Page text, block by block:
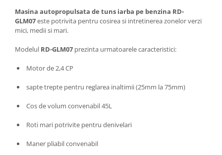
Semanatoare,Plantatoare
Sere
Sobe pe gaz & electrice
Suflante Frunze
Unelte Gradinarit
Ventilatoare
Masina autopropulsata de tuns iarba pe benzina RD-
GLM07este potrivita pentru cosirea si intretinerea zonelor verzi
mici, medii si mari.
Modelul RD-GLM07 prezinta urmatoarele caracteristici:
Motor de 2,4 CP
sapte trepte pentru reglarea inaltimii (25mm la 75mm)
Cos de volum convenabil 45L
Roti mari potrivite pentru denivelari
Maner pliabil convenabil